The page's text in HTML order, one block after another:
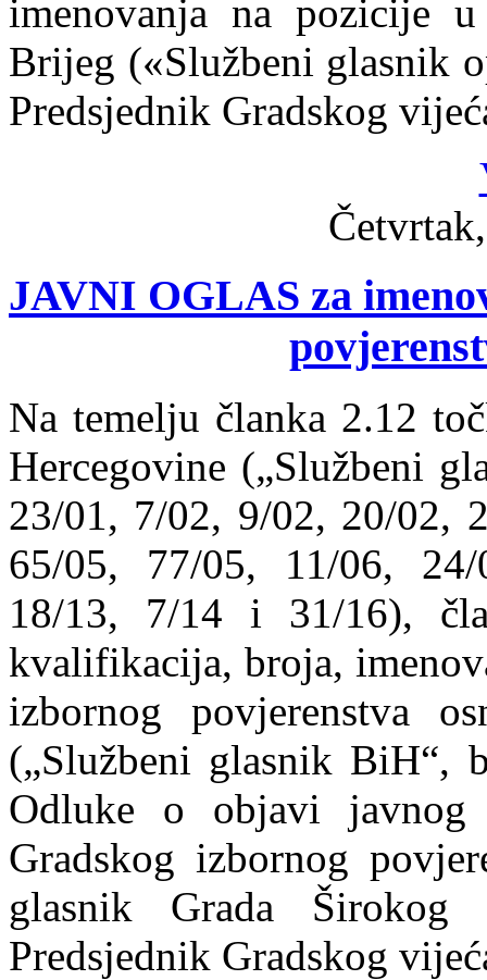
imenovanja na pozicije
Brijeg («Službeni glasnik
Predsjednik Gradskog
JAVNI OGLAS za
Na temelju članka 2.12
Hercegovine („Službeni
23/01, 7/02, 9/02, 20/02,
65/05, 77/05, 11/06,
18/13, 7/14 i 31/16),
kvalifikacija, broja,
izbornog povjerenstva
(„Službeni glasnik
Odluke o objavi javnog
Gradskog izbornog
glasnik Grada
Predsjednik Gradskog